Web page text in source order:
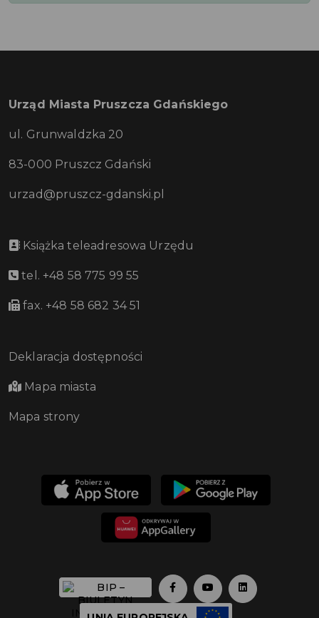
Urząd Miasta Pruszcza Gdańskiego
ul. Grunwaldzka 20
83-000 Pruszcz Gdański
urzad@pruszcz-gdanski.pl
Książka teleadresowa Urzędu
tel. +48 58 775 99 55
fax. +48 58 682 34 51
Deklaracja dostępności
Mapa miasta
Mapa strony